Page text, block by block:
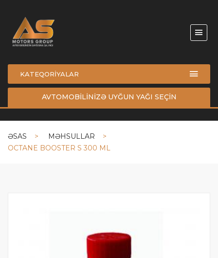
KATEQORİYALAR
AVTOMOBİLİNİZƏ UYĞUN YAĞI SEÇİN
ƏSAS
MƏHSULLAR
OCTANE BOOSTER S 300 ML